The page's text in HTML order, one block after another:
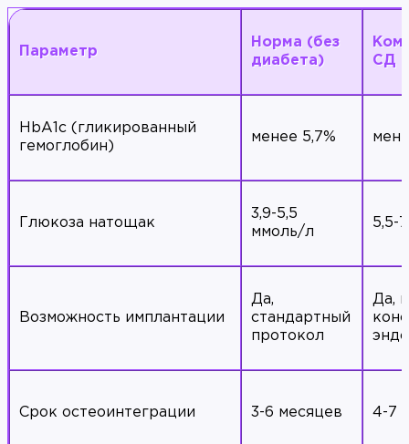
Параметр
Норма (без
диабета)
СД
HbA1c (гликированный
гемоглобин)
менее 5,7%
Глюкоза натощак
3,9-5,5
ммоль/л
5,5-
Возможность имплантации
Да,
стандартный
протокол
Да,
Срок остеоинтеграции 3-6 месяцев 4-7